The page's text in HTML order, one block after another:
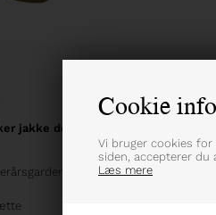
Cookie
Vi bruger cookies
siden, accepterer
Læs mere
jakke designet i letvægtskvalitet